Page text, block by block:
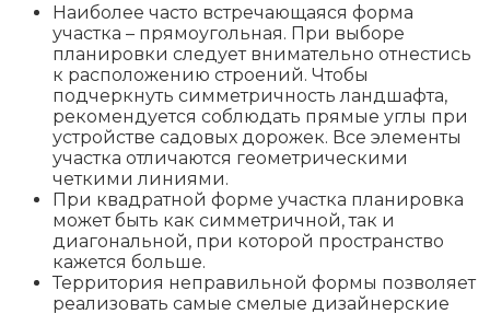
Наиболее часто встречающаяся форма
участка – прямоугольная. При выборе
планировки следует внимательно отнестись
к расположению строений. Чтобы
подчеркнуть симметричность ландшафта,
рекомендуется соблюдать прямые углы при
устройстве садовых дорожек. Все элементы
участка отличаются геометрическими
четкими линиями.
При квадратной форме участка планировка
может быть как симметричной, так и
диагональной, при которой пространство
кажется больше.
Территория неправильной формы позволяет
реализовать самые смелые дизайнерские